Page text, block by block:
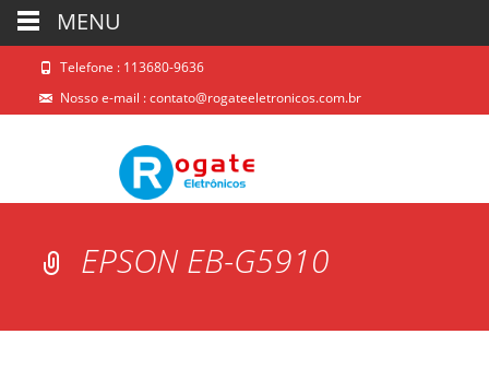
Telefone : 113680-9636
Nosso e-mail :contato@rogateeletronicos.com.br
EPSON EB-G5910
MENU